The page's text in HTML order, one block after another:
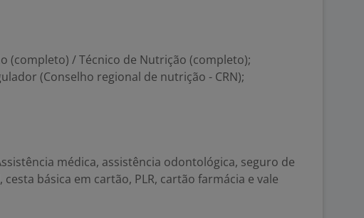
(completo) / Técnico de Nutrição (completo);
(Conselho regional de nutrição - CRN);
médica, assistência odontológica, seguro de
básica em cartão, PLR, cartão farmácia e vale